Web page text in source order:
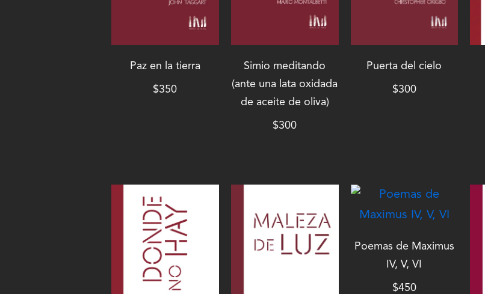
Paz en la tierra
$350
Simio meditando
(ante una lata oxidada
de aceite de oliva)
$300
Puerta del cielo
$300
Poemas de Maximus
IV, V, VI
$450